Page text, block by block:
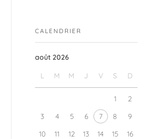
CALENDRIER
août 2026
L M M J V S D
1
2
3
4 5 6 7 8
9
10
11 12 13 14 15
16